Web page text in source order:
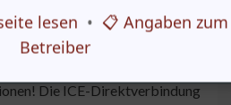
Die ICE-Direktverbindung
lesen • 📋 Angaben zum
Betreiber